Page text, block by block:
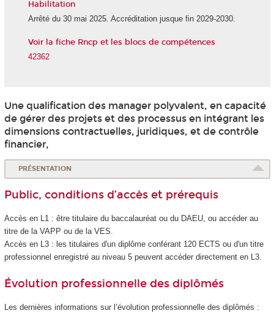
Habilitation
Arrêté du 30 mai 2025. Accréditation jusque fin 2029-2030.
Voir la fiche Rncp et les blocs de compétences
42362
Une qualification des manager polyvalent, en capacité
de gérer des projets et des processus en intégrant les
dimensions contractuelles, juridiques, et de contrôle
financier,
PRÉSENTATION
Public, conditions d’accès et prérequis
Accès en L1 : être titulaire du baccalauréat ou du DAEU, ou accéder au
titre de la VAPP ou de la VES.
Accès en L3 : les titulaires d'un diplôme conférant 120 ECTS ou d'un titre
professionnel enregistré au niveau 5 peuvent accéder directement en L3.
Évolution professionnelle des diplômés
Les dernières informations sur l’évolution professionnelle des diplômés :